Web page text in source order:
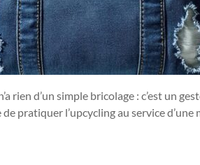
rien d’un simple bricolage : c’est un
pratiquer l’upcycling au service d’une